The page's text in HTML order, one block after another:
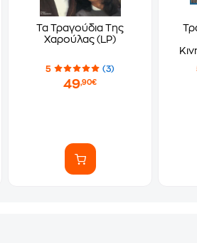
Τα Τραγούδια Της
Χαρούλας (LP)
5 (3)
49,90€